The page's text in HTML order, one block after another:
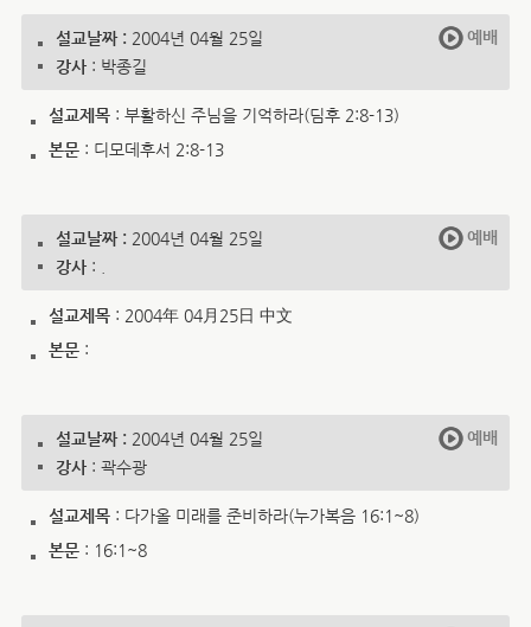
설교날짜 : 2004년 04월 25일
강사: 박종길
예배
설교제목: 부활하신 주님을 기억하라(딤후 2:8-13)
본문: 디모데후서 2:8-13
설교날짜 : 2004년 04월 25일
강사: .
예배
설교제목: 2004年 04月25日 中文
본문:
설교날짜 : 2004년 04월 25일
강사: 곽수광
예배
설교제목: 다가올 미래를 준비하라(누가복음 16:1~8)
본문: 16:1~8